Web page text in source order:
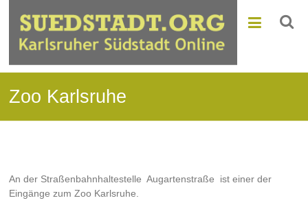
Zoo Karlsruhe
An der Straßenbahnhaltestelle Augartenstraße ist einer der
Eingänge zum Zoo Karlsruhe.